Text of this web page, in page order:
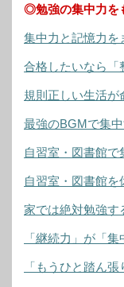
◎勉強の集中力を
集中力と記憶力を
合格したいなら「
規則正しい生活が
最強のBGMで集
自習室・図書館
自習室・図書館
家では絶対勉強す
「継続力」が「
「もうひと踏ん